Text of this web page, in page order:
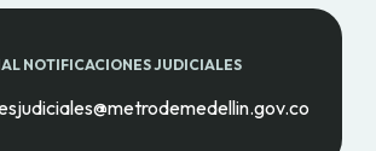
NOTIFICACIONES JUDICIALES